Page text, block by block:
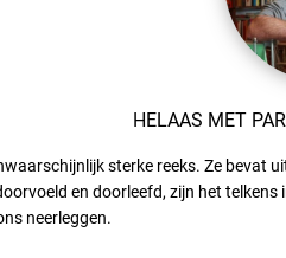
HELAAS MET
sterke reeks. Ze
en doorleefd, zijn het
neerleggen.